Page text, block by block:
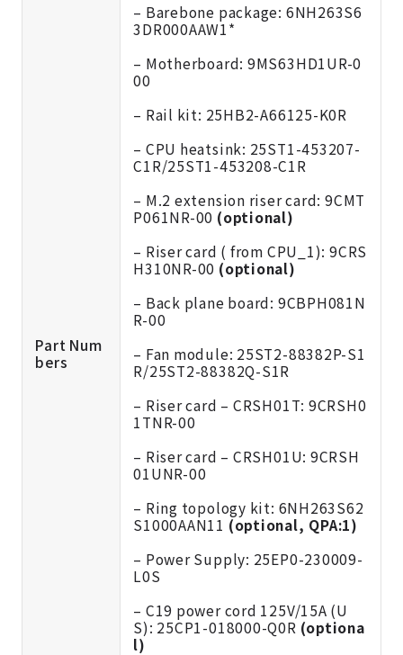
Part Num
bers
– Barebone package: 6NH263S6
3DR000AAW1*
– Motherboard: 9MS63HD1UR-0
00
– Rail kit: 25HB2-A66125-K0R
– CPU heatsink: 25ST1-453207-
C1R/25ST1-453208-C1R
– M.2 extension riser card: 9CMT
P061NR-00 (optional)
– Riser card ( from CPU_1): 9CRS
H310NR-00 (optional)
– Back plane board: 9CBPH081N
R-00
– Fan module: 25ST2-88382P-S1
R/25ST2-88382Q-S1R
– Riser card – CRSH01T: 9CRSH0
1TNR-00
– Riser card – CRSH01U: 9CRSH
01UNR-00
– Ring topology kit: 6NH263S62
S1000AAN11 (optional, QPA:1)
– Power Supply: 25EP0-230009-
L0S
– C19 power cord 125V/15A (U
S): 25CP1-018000-Q0R (optiona
l)